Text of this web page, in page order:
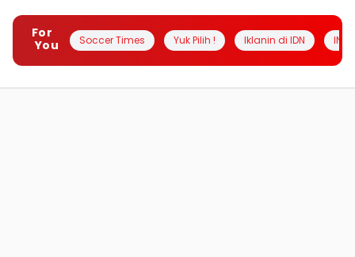
For
You
Soccer Times Yuk Pilih ! Iklanin di IDN